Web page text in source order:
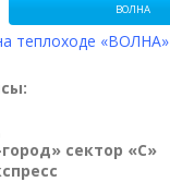
ВОЛНА
теплоходе «BОЛНА»
сектор «С»